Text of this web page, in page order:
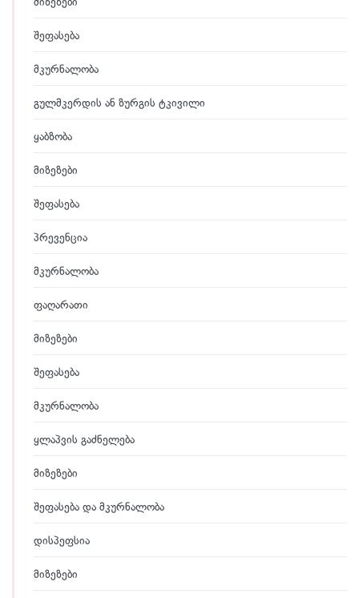
მიზეზები
შეფასება
მკურნალობა
გულმკერდის ან ზურგის ტკივილი
ყაბზობა
მიზეზები
შეფასება
პრევენცია
მკურნალობა
ფაღარათი
მიზეზები
შეფასება
მკურნალობა
ყლაპვის გაძნელება
მიზეზები
შეფასება და მკურნალობა
დისპეფსია
მიზეზები